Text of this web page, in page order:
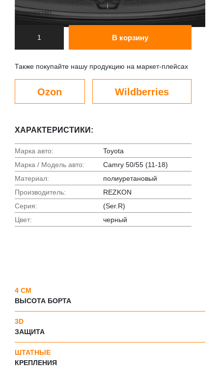
Количество
В корзину
Также покупайте нашу продукцию на маркет-плейсах
Ozon Wildberries
ХАРАКТЕРИСТИКИ:
Марка авто:
Toyota
Марка / Модель авто:
Camry 50/55 (11-18)
Материал:
полиуретановый
Производитель:
REZKON
Серия:
(Ser.R)
Цвет:
черный
4 СМ
ВЫСОТА БОРТА
3D
ЗАЩИТА
ШТАТНЫЕ
КРЕПЛЕНИЯ